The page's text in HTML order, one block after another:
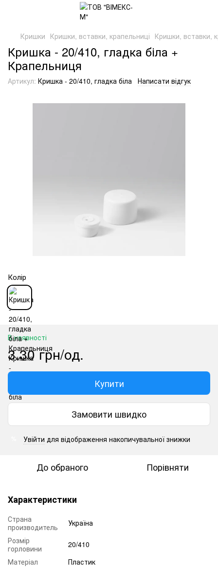
Кришки Кришки, вставки, крапельниці Кришки, вставки,
Кришка - 20/410, гладка біла +
Крапельниця
Артикул: Кришка - 20/410, гладка біла Написати відгук
Колір
В наявності
3.30 грн/од.
Купити
Замовити швидко
Увійти для відображення накопичувальної знижки
До обраного Порівняти
Характеристики
Страна
производитель
Україна
Розмір
горловини
20/410
Матеріал
Пластик